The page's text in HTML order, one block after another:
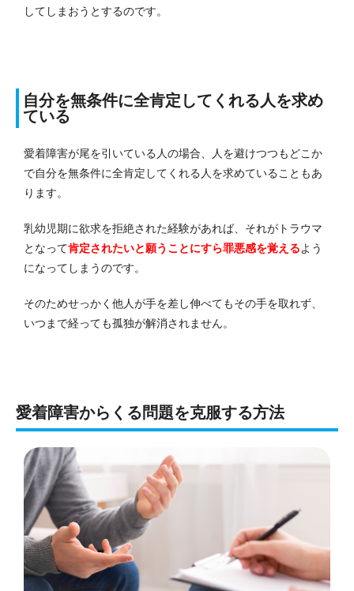
してしまおうとするのです。
自分を無条件に全肯定してくれる人を求め
ている
愛着障害が尾を引いている人の場合、人を避けつつもどこか
で自分を無条件に全肯定してくれる人を求めていることもあ
ります。
乳幼児期に欲求を拒絶された経験があれば、それがトラウマ
となって肯定されたいと願うことにすら罪悪感を覚えるよう
になってしまうのです。
そのためせっかく他人が手を差し伸べてもその手を取れず、
いつまで経っても孤独が解消されません。
愛着障害からくる問題を克服する方法